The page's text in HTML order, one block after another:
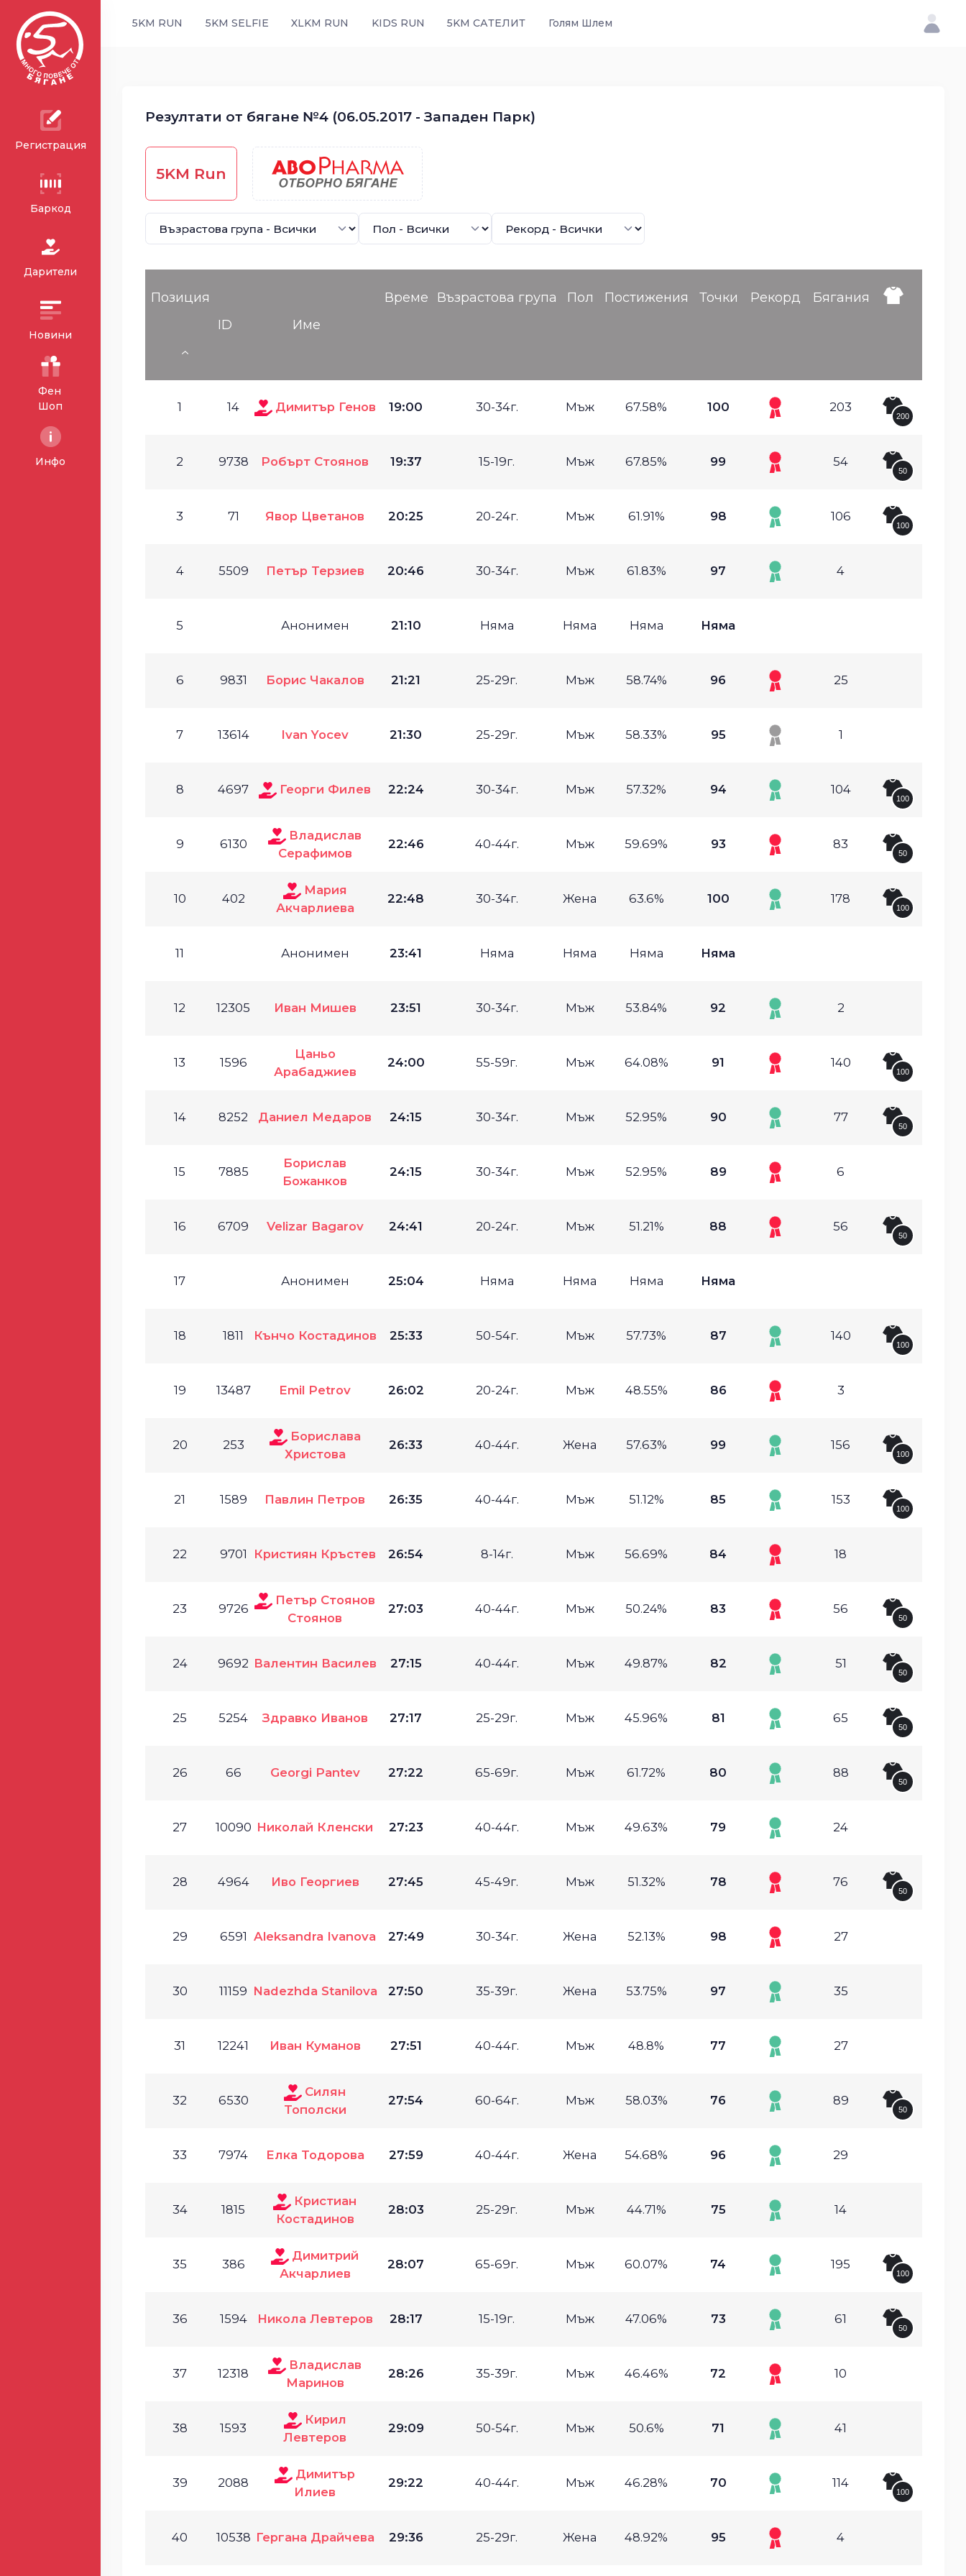
Регистрация
Баркод
Дарители
Новини
Фен
Шоп
Инфо
5KM RUN 5KM SELFIE XLKM RUN KIDS RUN 5KM САТЕЛИТ Голям Шлем
Резултати от бягане №4 (06.05.2017 - Западен Парк)
5KM Run
Позиция
ID
Име
Време Възрастова група Пол Постижения Точки Рекорд Бягания
1 14 Димитър Генов 19:00 30-34г. Мъж 67.58% 100 203
200
2 9738 Робърт Стоянов 19:37 15-19г. Мъж 67.85% 99 54
50
3 71 Явор Цветанов 20:25 20-24г. Мъж 61.91% 98 106
100
4 5509 Петър Терзиев 20:46 30-34г. Мъж 61.83% 97 4
5 Анонимен 21:10 Няма Няма Няма Няма
6 9831 Борис Чакалов 21:21 25-29г. Мъж 58.74% 96 25
7 13614 Ivan Yocev 21:30 25-29г. Мъж 58.33% 95 1
8 4697 Георги Филев 22:24 30-34г. Мъж 57.32% 94 104
100
9 6130
Владислав
Серафимов
22:46 40-44г. Мъж 59.69% 93 83
50
10 402
Мария
Акчарлиева
22:48 30-34г. Жена 63.6% 100 178
100
11 Анонимен 23:41 Няма Няма Няма Няма
12 12305 Иван Мишев 23:51 30-34г. Мъж 53.84% 92 2
13 1596
Цаньо
Арабаджиев
24:00 55-59г. Мъж 64.08% 91 140
100
14 8252 Даниел Медаров 24:15 30-34г. Мъж 52.95% 90 77
50
15 7885
Борислав
Божанков
24:15 30-34г. Мъж 52.95% 89 6
16 6709 Velizar Bagarov 24:41 20-24г. Мъж 51.21% 88 56
50
17 Анонимен 25:04 Няма Няма Няма Няма
18 1811 Кънчо Костадинов 25:33 50-54г. Мъж 57.73% 87 140
100
19 13487 Emil Petrov 26:02 20-24г. Мъж 48.55% 86 3
20 253
Борислава
Христова
26:33 40-44г. Жена 57.63% 99 156
100
21 1589 Павлин Петров 26:35 40-44г. Мъж 51.12% 85 153
100
22 9701 Кристиян Кръстев 26:54 8-14г. Мъж 56.69% 84 18
23 9726
Петър Стоянов
Стоянов
27:03 40-44г. Мъж 50.24% 83 56
50
24 9692 Валентин Василев 27:15 40-44г. Мъж 49.87% 82 51
50
25 5254 Здравко Иванов 27:17 25-29г. Мъж 45.96% 81 65
50
26 66 Georgi Pantev 27:22 65-69г. Мъж 61.72% 80 88
50
27 10090 Николай Кленски 27:23 40-44г. Мъж 49.63% 79 24
28 4964 Иво Георгиев 27:45 45-49г. Мъж 51.32% 78 76
50
29 6591 Aleksandra Ivanova 27:49 30-34г. Жена 52.13% 98 27
30 11159 Nadezhda Stanilova 27:50 35-39г. Жена 53.75% 97 35
31 12241 Иван Куманов 27:51 40-44г. Мъж 48.8% 77 27
32 6530
Силян
Тополски
27:54 60-64г. Мъж 58.03% 76 89
50
33 7974 Елка Тодорова 27:59 40-44г. Жена 54.68% 96 29
34 1815
Кристиан
Костадинов
28:03 25-29г. Мъж 44.71% 75 14
35 386
Димитрий
Акчарлиев
28:07 65-69г. Мъж 60.07% 74 195
100
36 1594 Никола Левтеров 28:17 15-19г. Мъж 47.06% 73 61
50
37 12318
Владислав
Маринов
28:26 35-39г. Мъж 46.46% 72 10
38 1593
Кирил
Левтеров
29:09 50-54г. Мъж 50.6% 71 41
39 2088
Димитър
Илиев
29:22 40-44г. Мъж 46.28% 70 114
100
40 10538 Гергана Драйчева 29:36 25-29г. Жена 48.92% 95 4